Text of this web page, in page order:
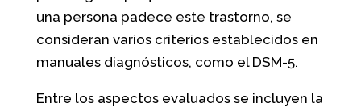
una persona padece este trastorno, se
consideran varios criterios establecidos en
manuales diagnósticos, como el DSM-5.
Entre los aspectos evaluados se incluyen la